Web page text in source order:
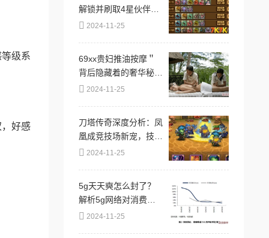
级系
好感
解锁并刷取4星伙伴的
必备技巧与策略
2024-11-25
69xx贵妇推油按摩＂
背后隐藏着的奢华秘
密，竟让无数客户心甘
2024-11-25
刀塔传奇深度分析：凤
凰成竞技场新宠，技能
与策略全面解析
2024-11-25
5g天天奭怎么封了？
解析5g网络对消费行
为的影响与产业动向背
2024-11-25